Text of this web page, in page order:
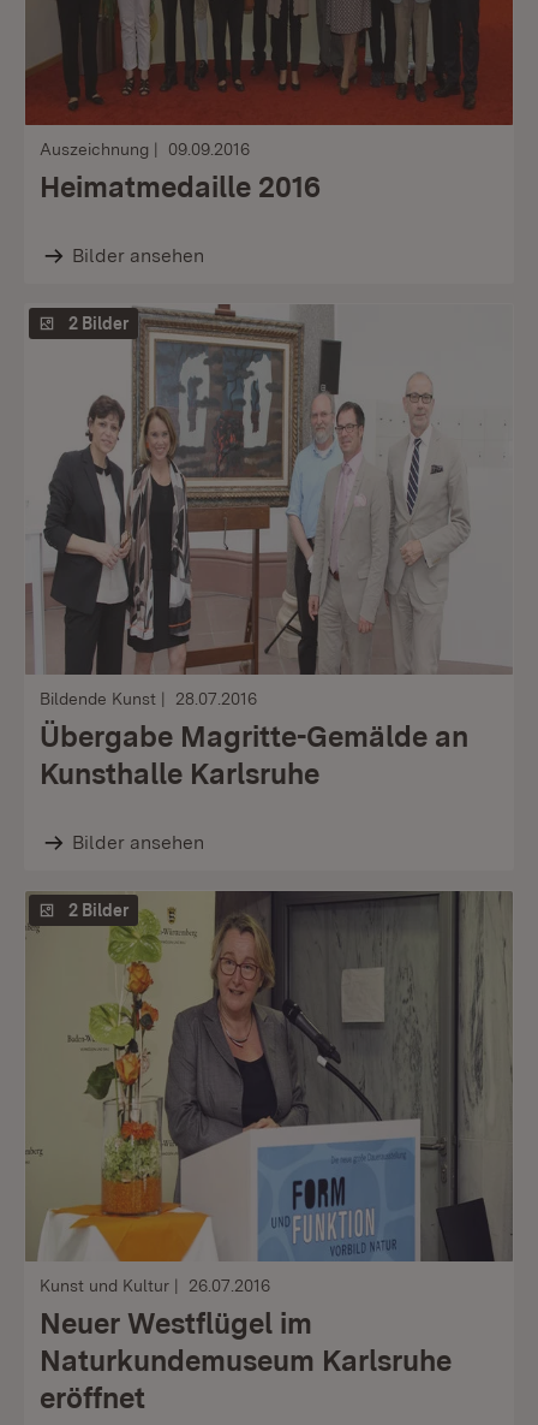
Auszeichnung 09.09.2016
Heimatmedaille 2016
Bilder ansehen
2 Bilder
Bildende Kunst 28.07.2016
Übergabe Magritte-Gemälde an
Kunsthalle Karlsruhe
Bilder ansehen
2 Bilder
Kunst und Kultur 26.07.2016
Neuer Westflügel im
Naturkundemuseum Karlsruhe
eröffnet